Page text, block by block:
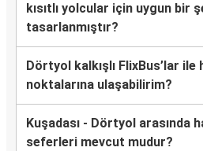
kısıtlı yolcular için uygun bir
tasarlanmıştır?
Dörtyol kalkışlı FlixBus’lar ile
noktalarına ulaşabilirim?
Kuşadası - Dörtyol arasında
seferleri mevcut mudur?